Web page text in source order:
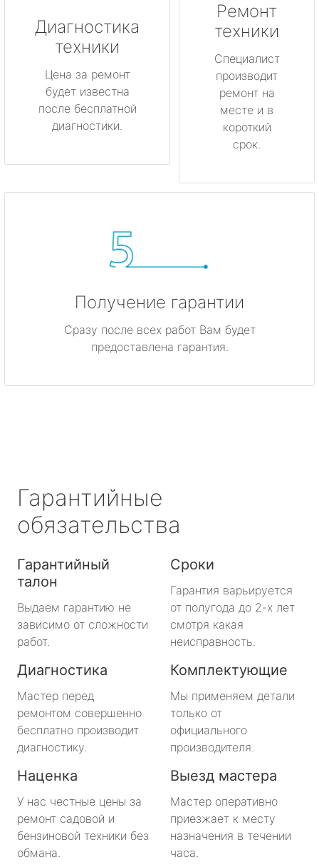
Диагностика
техники
Цена за ремонт
будет известна
после бесплатной
диагностики.
Ремонт
техники
Специалист
производит
ремонт на
месте и в
короткий
срок.
Получение гарантии
Сразу после всех работ Вам будет
предоставлена гарантия.
Гарантийные
обязательства
Гарантийный
талон
Выдаем гарантию не
зависимо от сложности
работ.
Сроки
Гарантия варьируется
от полугода до 2-х лет
смотря какая
неисправность.
Диагностика
Мастер перед
ремонтом совершенно
бесплатно производит
диагностику.
Комплектующие
Мы применяем детали
только от
официального
производителя.
Наценка
У нас честные цены за
ремонт садовой и
бензиновой техники без
обмана.
Выезд мастера
Мастер оперативно
приезжает к месту
назначения в течении
часа.